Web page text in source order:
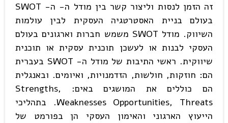
זה הזמן לנסות וליצור קשר בין מודל ה- ה- SWOT
בעולם בניית האסטרטגיה העסקית לבין עולמות
השיווק. מודל SWOT משמש חברות וארגונים בעולם
העסקי לבנות או לעשכן תוכנית עסקית או תוכנית
שיווקית. ראשי התיבות של מודל ה- SWOT בעברית
הם: חוזקות, חולשות, הזדמנויות, ואיומים. ובאנגלית
הם כוללים את המושגים באים: Strengths,
Weaknesses Opportunities, Threats. בתהליכי
הייעוץ הארגוני והאימון העסקי הן בפורמט של